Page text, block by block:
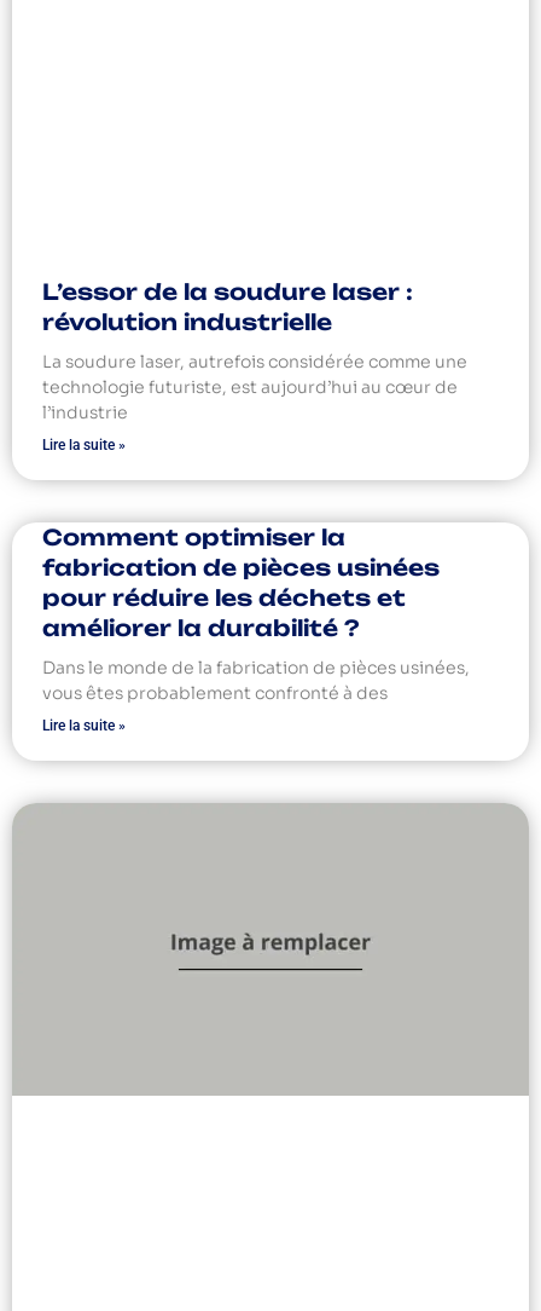
L’essor de la soudure laser :
révolution industrielle
La soudure laser, autrefois considérée comme une
technologie futuriste, est aujourd’hui au cœur de
l’industrie
Lire la suite »
Comment optimiser la
fabrication de pièces usinées
pour réduire les déchets et
améliorer la durabilité ?
Dans le monde de la fabrication de pièces usinées,
vous êtes probablement confronté à des
Lire la suite »